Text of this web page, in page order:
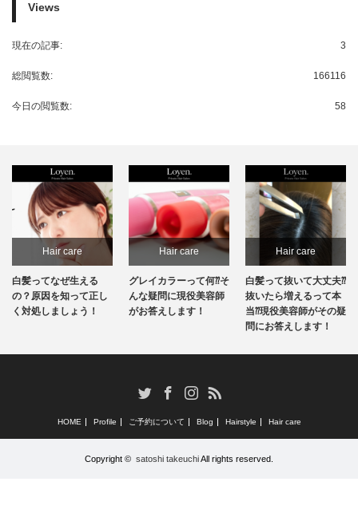
Views
3
現在の記事:
166116
総閲覧数:
58
今日の閲覧数:
Hair care
白髪ってなぜ生える
の？原因を知って正し
く対処しましょう！
Hair care
グレイカラーって何⁇そ
んな疑問に現役美容師
がお答えします！
Hair care
白髪って抜いて大丈夫⁇
抜いたら増えるって本
当⁇現役美容師がその疑
問にお答えします！
TwitterFacebookInstagram
RSS
HOME Profile ご予約について Blog Hairstyle Hair care
Copyright © satoshi takeuchiAll rights reserved.